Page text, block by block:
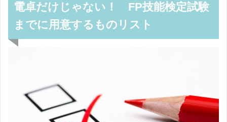
電卓だけじゃない！ FP技能検定試験
までに用意するものリスト